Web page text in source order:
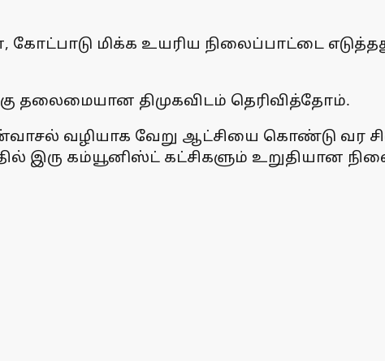
மிக்க உயரிய நிலைப்பாட்டை எடுத்தது.
தலைமையான திமுகவிடம் தெரிவித்தோம்.
வழியாக வேறு ஆட்சியை கொண்டு வர
கம்யூனிஸ்ட் கட்சிகளும் உறுதியான